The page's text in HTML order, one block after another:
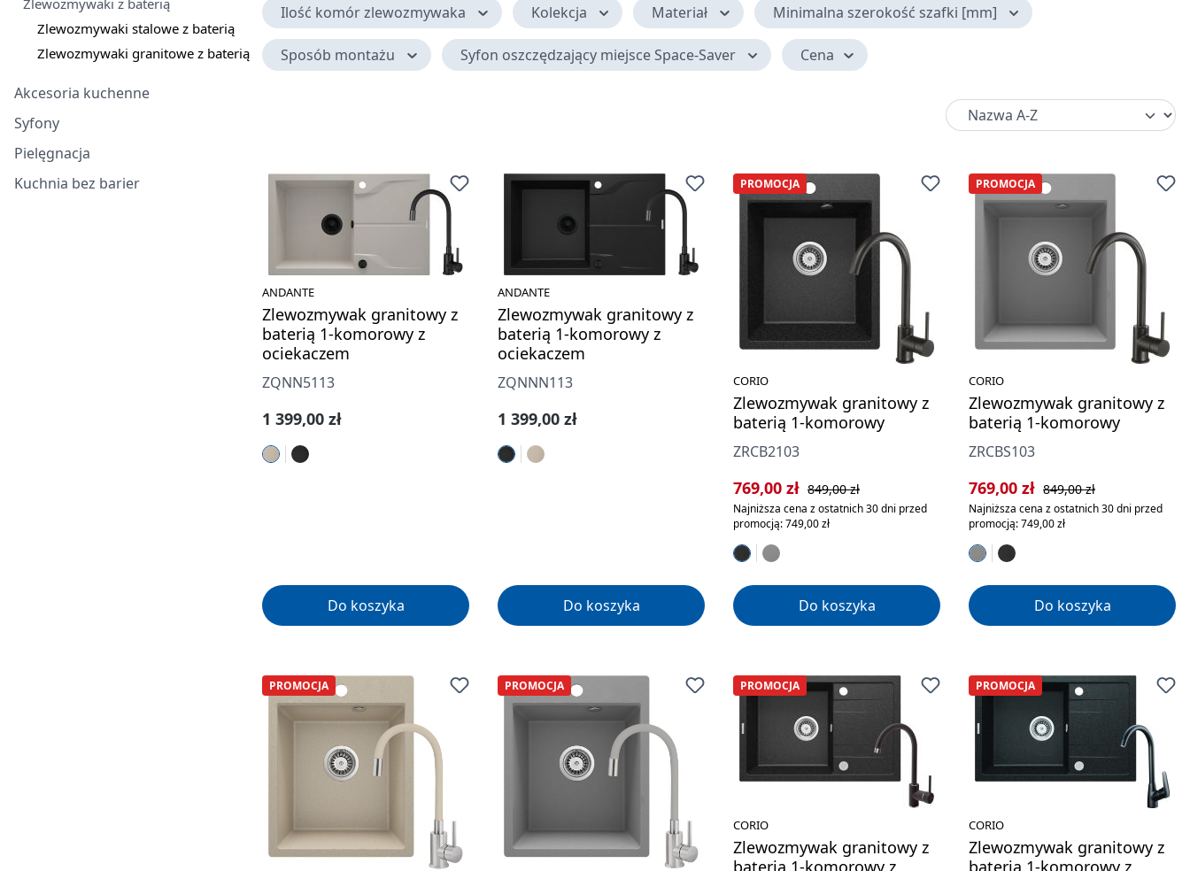
Zlewozmywaki z baterią
Zlewozmywaki stalowe z baterią
Zlewozmywaki granitowe z baterią
Akcesoria kuchenne
Syfony
Pielęgnacja
Kuchnia bez barier
Ilość komór zlewozmywaka Kolekcja Materiał Minimalna szerokość szafki [mm]
Sposób montażu Syfon oszczędzający miejsce Space-Saver Cena
ANDANTE
Zlewozmywak granitowy z
baterią 1-komorowy z
ociekaczem
ZQNN5113
Cena regularna:
1 399,00 zł
Do koszyka
ANDANTE
Zlewozmywak granitowy z
baterią 1-komorowy z
ociekaczem
ZQNNN113
Cena regularna:
1 399,00 zł
Do koszyka
PROMOCJA
CORIO
Zlewozmywak granitowy z
baterią 1-komorowy
ZRCB2103
Cena sprzedaży:
769,00 zł Cena regularna:
849,00 zł
Najniższa cena z ostatnich 30 dni przed
promocją: 749,00 zł
Do koszyka
PROMOCJA
CORIO
Zlewozmywak granitowy z
baterią 1-komorowy
ZRCBS103
Cena sprzedaży:
769,00 zł Cena regularna:
849,00 zł
Najniższa cena z ostatnich 30 dni przed
promocją: 749,00 zł
Do koszyka
PROMOCJA PROMOCJA PROMOCJA
CORIO
Zlewozmywak granitowy z
baterią 1-komorowy z
PROMOCJA
CORIO
Zlewozmywak granitowy z
baterią 1-komorowy z